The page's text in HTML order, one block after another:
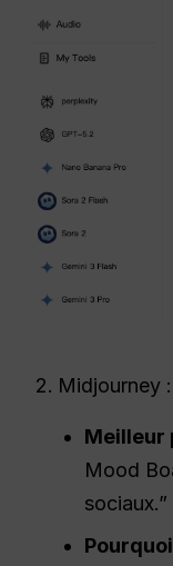
Midjourney
Meilleur
Mood
sociaux.”